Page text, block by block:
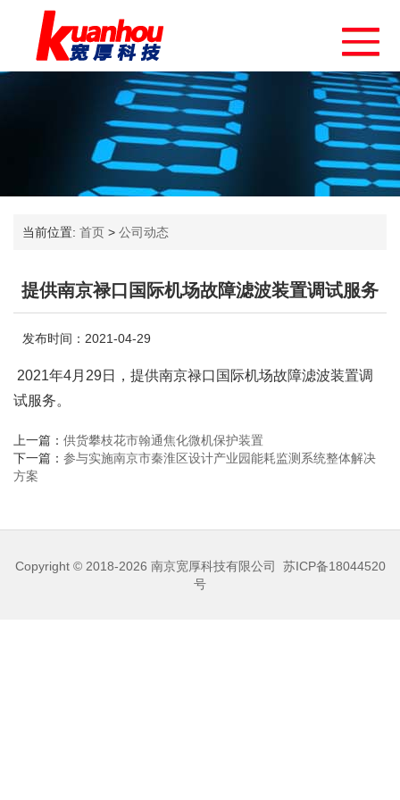
当前位置: 首页 > 公司动态
提供南京禄口国际机场故障滤波装置调试服务
发布时间：2021-04-29
2021年4月29日，提供南京禄口国际机场故障滤波装置调
试服务。
上一篇： 供货攀枝花市翰通焦化微机保护装置
下一篇： 参与实施南京市秦淮区设计产业园能耗监测系统整体解决
方案
Copyright © 2018-2026 南京宽厚科技有限公司
苏ICP备18044520
号